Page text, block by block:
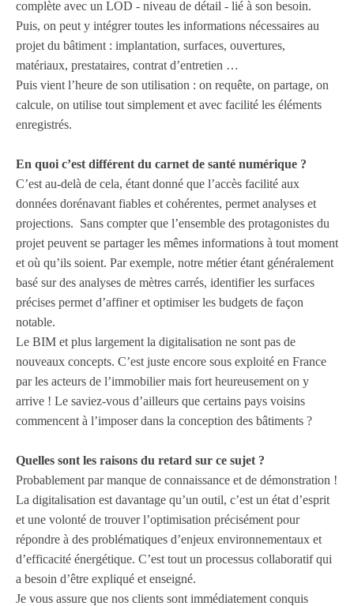
complète avec un LOD - niveau de détail - lié à son besoin.
Puis, on peut y intégrer toutes les informations nécessaires au
projet du bâtiment : implantation, surfaces, ouvertures,
matériaux, prestataires, contrat d’entretien …
Puis vient l’heure de son utilisation : on requête, on partage, on
calcule, on utilise tout simplement et avec facilité les éléments
enregistrés.
En quoi c’est différent du carnet de santé numérique ?
C’est au-delà de cela, étant donné que l’accès facilité aux
données dorénavant fiables et cohérentes, permet analyses et
projections. Sans compter que l’ensemble des protagonistes du
projet peuvent se partagerles mêmes informations à tout moment
et où qu’ils soient. Par exemple, notre métierétant généralement
basé sur des analyses de mètres carrés, identifierles surfaces
précises permet d’affiner et optimiserles budgets de façon
notable.
Le BIM et plus largement la digitalisation ne sont pas de
nouveaux concepts. C’est juste encore sous exploité en France
par les acteurs de l’immobilier mais fort heureusement on y
arrive ! Le saviez-vous d’ailleurs que certains pays voisins
commencent à l’imposer dans la conception des bâtiments ?
Quelles sont les raisons du retard sur ce sujet ?
Probablement par manque de connaissance et de démonstration !
La digitalisation est davantage qu’un outil, c’est un état d’esprit
et une volonté de trouverl’optimisation précisément pour
répondre à des problématiques d’enjeux environnementaux et
d’efficacité énergétique. C’est tout un processus collaboratif qui
a besoin d’être expliqué et enseigné.
Je vous assure que nos clients sont immédiatement conquis